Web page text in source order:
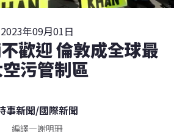
2023年09月01日
歡迎 倫敦成全球最
污管制區
事新聞/國際新聞
編譯—謝明珊